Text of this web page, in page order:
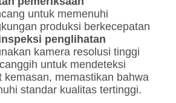
untuk memenuhi
produksi berkecepatan
penglihatan
kamera resolusi tinggi
untuk mendeteksi
kemasan, memastikan bahwa
standar kualitas tertinggi.